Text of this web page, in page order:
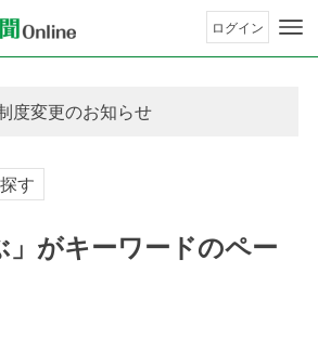
ログイン
度変更のお知らせ
度変更のお知らせ
す
」がキーワードのペー